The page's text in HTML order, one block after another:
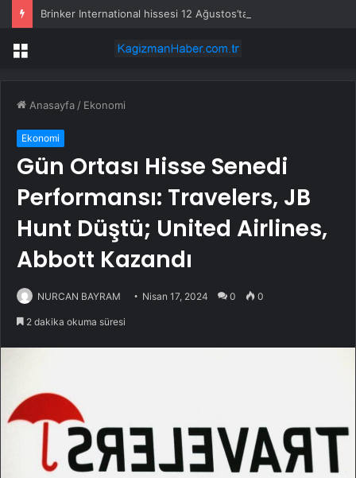
Menü
Anasayfa / Ekonomi
Ekonomi
Gün Ortası Hisse Senedi
Performansı: Travelers, JB
Hunt Düştü; United Airlines,
Abbott Kazandı
NURCAN BAYRAM Nisan 17, 2024 0 0
2 dakika okuma süresi